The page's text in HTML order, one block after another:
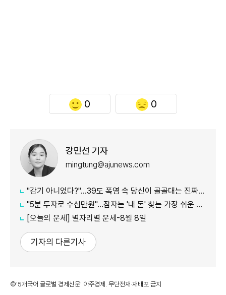
0 0
강민선 기자
mingtung@ajunews.com
"감기 아니었다?"…39도 폭염 속 당신이 골골대는 진짜 이유
"5분 투자로 수십만원"…잠자는 '내 돈' 찾는 가장 쉬운 방법
[오늘의 운세] 별자리별 운세-8월 8일
기자의 다른기사
©'5개국어 글로벌 경제신문' 아주경제. 무단전재·재배포 금지